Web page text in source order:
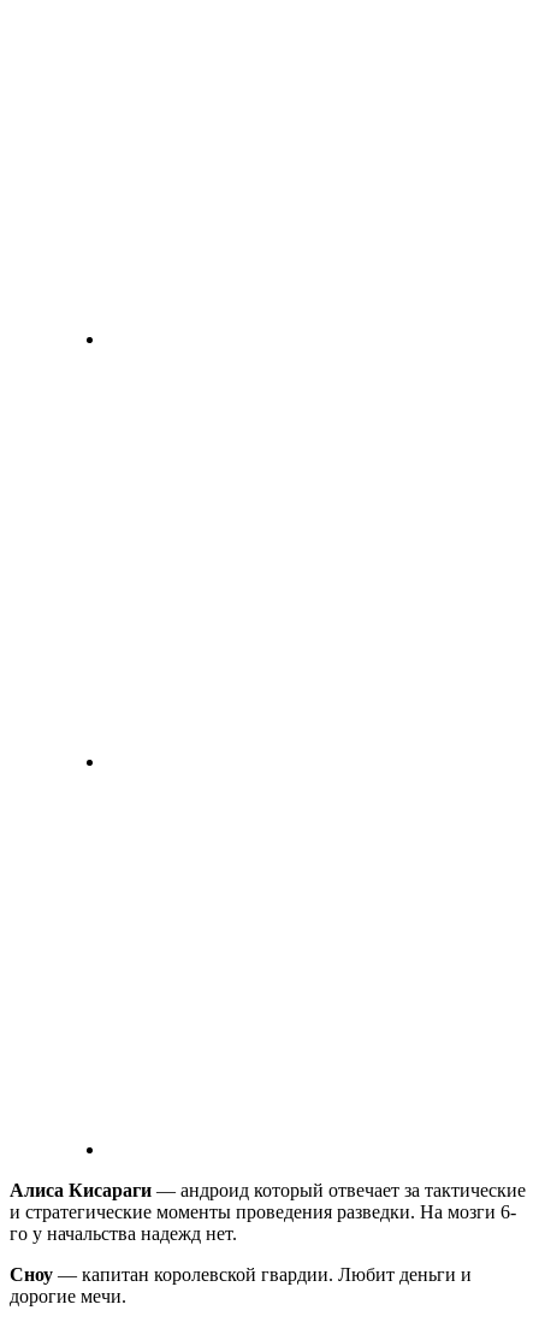
Алиса Кисараги — андроид который отвечает за тактические
и стратегические моменты проведения разведки. На мозги 6-
го у начальства надежд нет.
Сноу — капитан королевской гвардии. Любит деньги и
дорогие мечи.